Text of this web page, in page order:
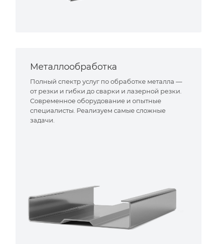
Металлообработка
Полный спектр услуг по обработке металла —
от резки и гибки до сварки и лазерной резки.
Современное оборудование и опытные
специалисты. Реализуем самые сложные
задачи.